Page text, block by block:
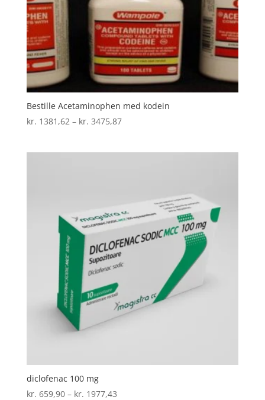
Bestille Acetaminophen med kodein
kr. 1381,62 – kr. 3475,87Prisinterval:
diclofenac 100 mg
kr. 659,90 – kr. 1977,43Prisinterval: